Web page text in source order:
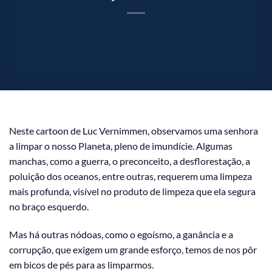
Neste cartoon de Luc Vernimmen, observamos uma senhora
a limpar o nosso Planeta, pleno de imundície. Algumas
manchas, como a guerra, o preconceito, a desflorestação, a
poluição dos oceanos, entre outras, requerem uma limpeza
mais profunda, visível no produto de limpeza que ela segura
no braço esquerdo.
Mas há outras nódoas, como o egoísmo, a ganância e a
corrupção, que exigem um grande esforço, temos de nos pôr
em bicos de pés para as limparmos.